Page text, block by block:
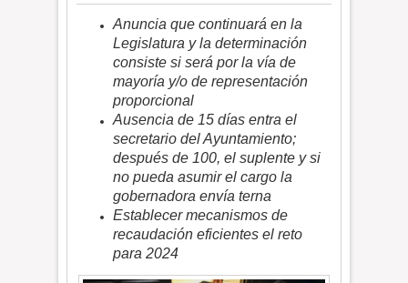
Anuncia que continuará en la
Legislatura y la determinación
consiste si será por la vía de
mayoría y/o de representación
proporcional
Ausencia de 15 días entra el
secretario del Ayuntamiento;
después de 100, el suplente y si
no pueda asumir el cargo la
gobernadora envía terna
Establecer mecanismos de
recaudación eficientes el reto
para 2024